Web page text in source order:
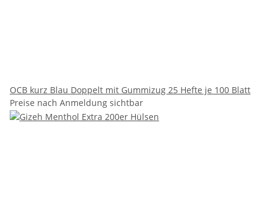
OCB kurz Blau Doppelt mit Gummizug 25 Hefte je 100 Blatt
Preise nach Anmeldung sichtbar